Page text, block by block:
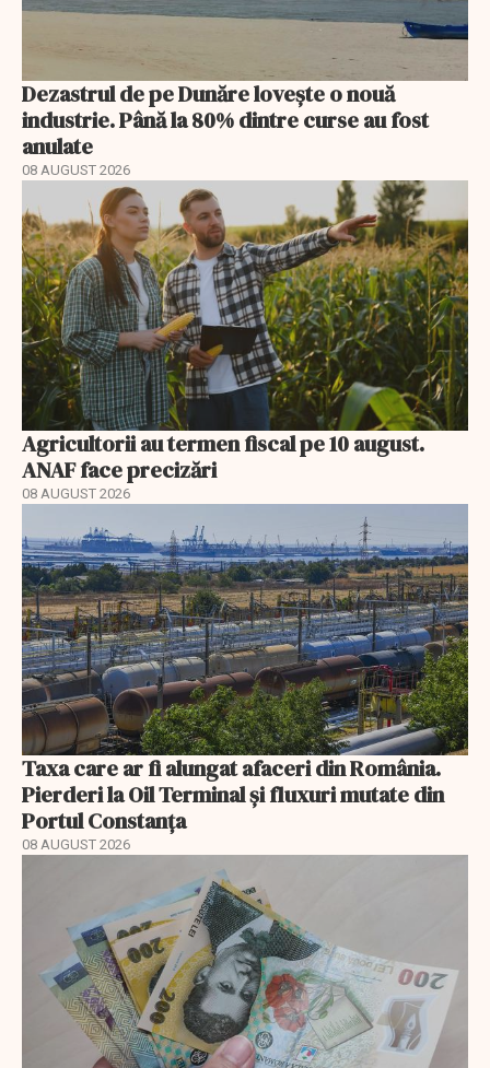
Dezastrul de pe Dunăre lovește o nouă
industrie. Până la 80% dintre curse au fost
anulate
08 AUGUST 2026
Agricultorii au termen fiscal pe 10 august.
ANAF face precizări
08 AUGUST 2026
Taxa care ar fi alungat afaceri din România.
Pierderi la Oil Terminal și fluxuri mutate din
Portul Constanța
08 AUGUST 2026